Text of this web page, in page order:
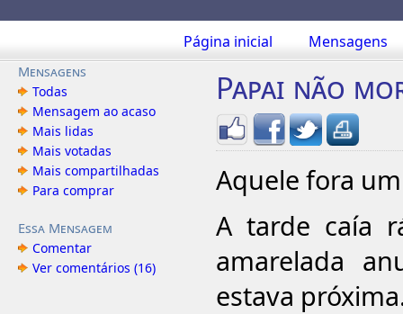
Página inicial Mensagens
Mensagens
Todas
Mensagem ao acaso
Mais lidas
Mais votadas
Mais compartilhadas
Para comprar
Essa Mensagem
Comentar
Ver comentários (16)
Papai não
Aquele fora
A tarde caía
amarelada
estava